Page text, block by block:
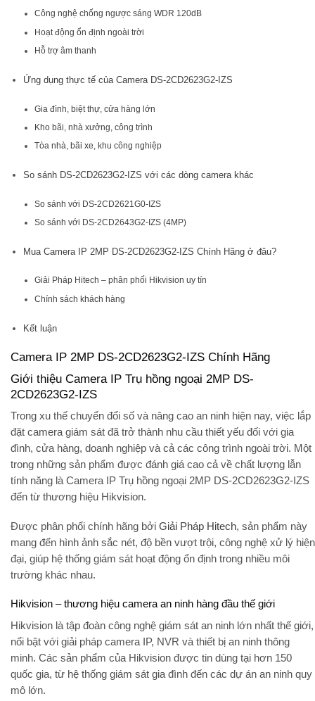
Công nghệ chống ngược sáng WDR 120dB
Hoạt động ổn định ngoài trời
Hỗ trợ âm thanh
Ứng dụng thực tế của Camera DS-2CD2623G2-IZS
Gia đình, biệt thự, cửa hàng lớn
Kho bãi, nhà xưởng, công trình
Tòa nhà, bãi xe, khu công nghiệp
So sánh DS-2CD2623G2-IZS với các dòng camera khác
So sánh với DS-2CD2621G0-IZS
So sánh với DS-2CD2643G2-IZS (4MP)
Mua Camera IP 2MP DS-2CD2623G2-IZS Chính Hãng ở đâu?
Giải Pháp Hitech – phân phối Hikvision uy tín
Chính sách khách hàng
Kết luận
Camera IP 2MP DS-2CD2623G2-IZS Chính Hãng
Giới thiệu Camera IP Trụ hồng ngoại 2MP DS-
2CD2623G2-IZS
Trong xu thế chuyển đổi số và nâng cao an ninh hiện nay, việc lắp
đặt camera giám sát đã trở thành nhu cầu thiết yếu đối với gia
đình, cửa hàng, doanh nghiệp và cả các công trình ngoài trời. Một
trong những sản phẩm được đánh giá cao cả về chất lượng lẫn
tính năng là Camera IP Trụ hồng ngoại 2MP DS-2CD2623G2-IZS
đến từ thương hiệu Hikvision.
Được phân phối chính hãng bởi Giải Pháp Hitech, sản phẩm này
mang đến hình ảnh sắc nét, độ bền vượt trội, công nghệ xử lý hiện
đại, giúp hệ thống giám sát hoạt động ổn định trong nhiều môi
trường khác nhau.
Hikvision – thương hiệu camera an ninh hàng đầu thế giới
Hikvision là tập đoàn công nghệ giám sát an ninh lớn nhất thế giới,
nổi bật với giải pháp camera IP, NVR và thiết bị an ninh thông
minh. Các sản phẩm của Hikvision được tin dùng tại hơn 150
quốc gia, từ hệ thống giám sát gia đình đến các dự án an ninh quy
mô lớn.